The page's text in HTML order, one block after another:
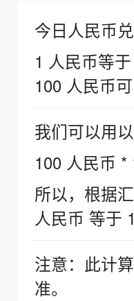
今日人民币
1 人民币等
100 人民币
我们可以用
100 人民币
所以，根据
人民币 等于
注意：此计
准。